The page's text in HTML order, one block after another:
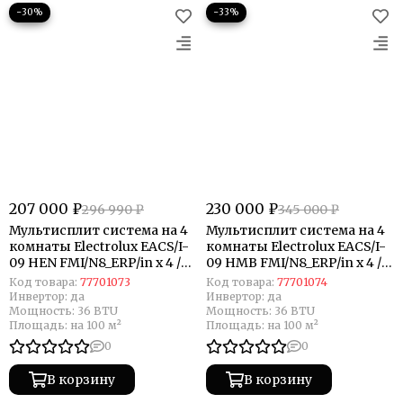
−30%
207 000 ₽296 990 ₽
Мультисплит система на 4
комнаты Electrolux EACS/I-
09 HEN FMI/N8_ERP/in x 4 /
EACO/I-36 FMI-4/N8_ERP
Код товара: 77701073
Инвертор: да
Мощность: 36 BTU
Площадь: на 100 м²
0
В корзину
−33%
230 000 ₽345 000 ₽
Мультисплит система на 4
комнаты Electrolux EACS/I-
09 HMB FMI/N8_ERP/in x 4 /
EACO/I-36 FMI-4/N8_ERP
Код товара: 77701074
Инвертор: да
Мощность: 36 BTU
Площадь: на 100 м²
0
В корзину